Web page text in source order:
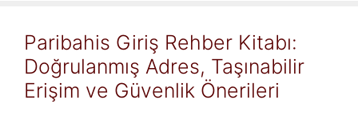
Paribahis Giriş Rehber Kitabı:
Doğrulanmış Adres, Taşınabilir
Erişim ve Güvenlik Önerileri